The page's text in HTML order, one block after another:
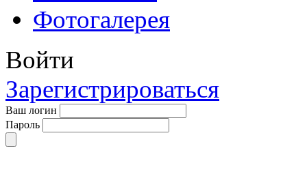
Фотогалерея
Войти
Зарегистрироваться
Ваш логин
Пароль